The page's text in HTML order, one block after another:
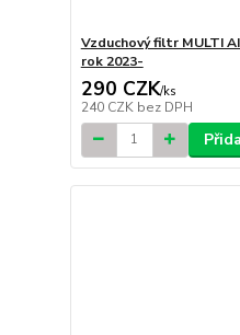
Vzduchový filtr MULTI
rok 2023-
290 CZK/ks
240 CZK bez DPH